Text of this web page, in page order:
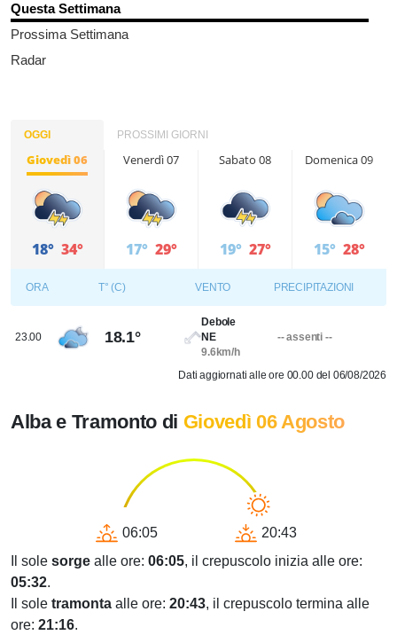
Questa Settimana
Prossima Settimana
Radar
OGGI PROSSIMI GIORNI
Giovedì 06
18° 34°
Venerdì 07
17° 29°
Sabato 08
19° 27°
Domenica 09
15° 28°
ORA T° (C) VENTO PRECIPITAZIONI
23.00 18.1°
Debole
NE
9.6km/h
-- assenti --
Dati aggiornati alle ore 00.00 del 06/08/2026
Alba e Tramonto di Giovedì 06 Agosto
06:05
20:43
Il sole sorge alle ore: 06:05, il crepuscolo inizia alle ore:
05:32.
Il sole tramonta alle ore: 20:43, il crepuscolo termina alle
ore: 21:16.